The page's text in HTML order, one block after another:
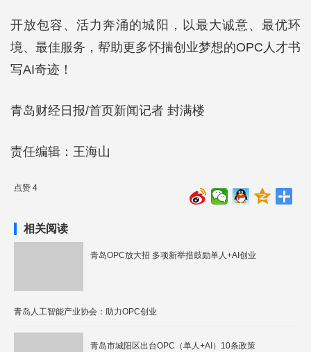
开放包容、活力奔涌的城阳，以最大诚意、最优环
境、最佳服务，帮助更多怀揣创业梦想的OPC人才书
写AI奇迹！
青岛财经日报/首页新闻记者 封满楼
责任编辑：王海山
点赞 4
相关阅读
青岛OPC放大招 多项新举措鼓励单人+AI创业
青岛人工智能产业协会：助力OPC创业
青岛市城阳区出台OPC（单人+AI）10条政策